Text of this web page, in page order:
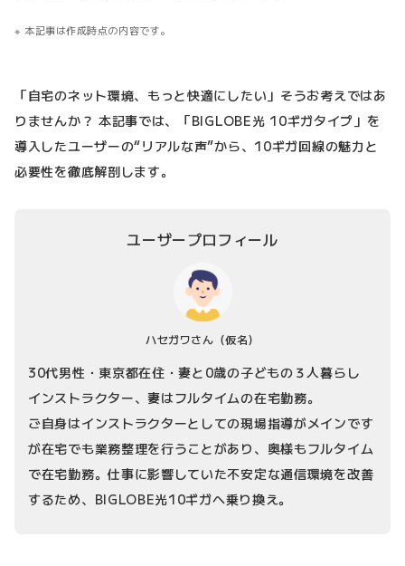
本記事は作成時点の内容です。
「自宅のネット環境、もっと快適にしたい」そうお考えではあ
りませんか？ 本記事では、「BIGLOBE光 10ギガタイプ」を
導入したユーザーの“リアルな声”から、10ギガ回線の魅力と
必要性を徹底解剖します。
ユーザープロフィール
ハセガワさん （仮名）
30代男性・東京都在住・妻と0歳の子どもの３人暮らし
インストラクター、妻はフルタイムの在宅勤務。
ご自身はインストラクターとしての現場指導がメインです
が在宅でも業務整理を行うことがあり、奥様もフルタイム
で在宅勤務。仕事に影響していた不安定な通信環境を改善
するため、BIGLOBE光10ギガへ乗り換え。